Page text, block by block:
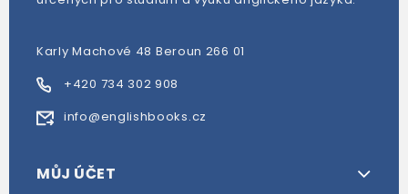
Karly Machové 48 Beroun 266 01
+420 734 302 908
info@englishbooks.cz
MŮJ ÚČET